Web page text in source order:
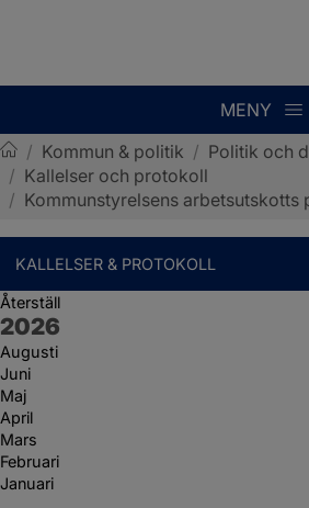
MENY
Sotenäs kommun
/ Kommun & politik / Politik och
/ Kallelser och protokoll
/ Kommunstyrelsens arbetsutskotts
KALLELSER & PROTOKOLL
Återställ
År:
2026
Augusti
Juni
Maj
April
Mars
Februari
Januari